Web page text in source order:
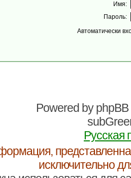
Имя:
Пароль:
Автоматически
Powered byphpBB
Русская
исключительно